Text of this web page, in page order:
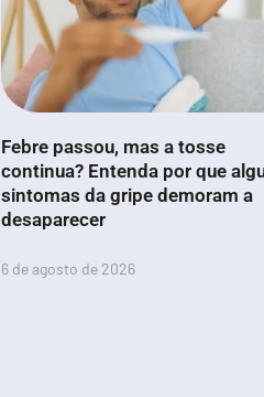
Febre passou, mas a tosse
continua? Entenda por que
sintomas da gripe demoram a
desaparecer
6 de agosto de 2026